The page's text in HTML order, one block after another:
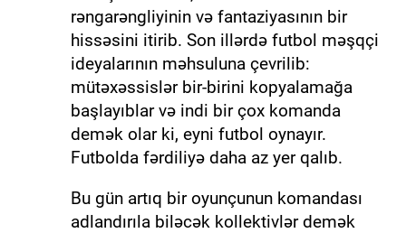
rəngarəngliyinin və fantaziyasının bir
hissəsini itirib. Son illərdə futbol məşqçi
ideyalarının məhsuluna çevrilib:
mütəxəssislər bir-birini kopyalamağa
başlayıblar və indi bir çox komanda
demək olar ki, eyni futbol oynayır.
Futbolda fərdiliyə daha az yer qalıb.
Bu gün artıq bir oyunçunun komandası
adlandırıla biləcək kollektivlər demək